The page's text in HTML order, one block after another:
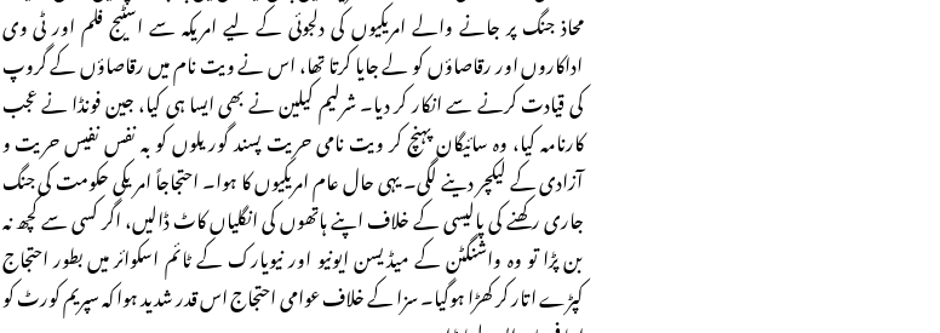
محاذ جنگ پر جانے والے امریکیوں کی دلجوئی کے لیے امریکہ سے اسٹیج فلم اور ٹی وی
اداکاروں اور رقاصاؤں کو لے جایا کرتا تھا، اس نے ویت نام میں رقاصاؤں کے گروپ
کی قیادت کرنے سے انکار کر دیا۔ شرلیم کیلین نے بھی ایسا ہی کیا، جین فونڈا نے عجب
کارنامہ کیا، وہ سائیگان پہنچ کر ویت نامی حریت پسند گوریلوں کو بہ نفس نفیس حریت و
آزادی کے لیکچر دینے لگی۔ یہی حال عام امریکیوں کا ہوا۔ احتجاجاً امریکی حکومت کی جنگ
جاری رکھنے کی پالیسی کے خلاف اپنے ہاتھوں کی انگلیاں کاٹ ڈالیں، اگر کسی سے کچھ نہ
بن پڑا تو وہ واشنگٹن کے میڈیسن ایونیو اور نیویارک کے ٹائم اسکوائر میں بطور احتجاج
کپڑے اتار کر کھڑا ہوگیا۔ سزا کے خلاف عوامی احتجاج اس قدر شدید ہوا کہ سپریم کورٹ کو